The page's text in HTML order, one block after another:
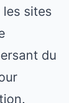
sites
du